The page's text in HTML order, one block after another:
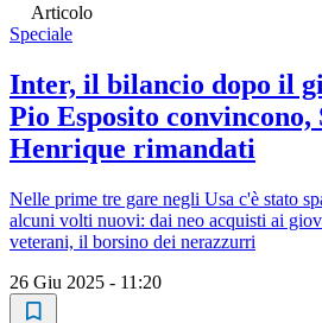
Articolo
Speciale
Inter, il bilancio dopo il
Pio Esposito convincono,
Henrique rimandati
Nelle prime tre gare negli Usa c'è stato
alcuni volti nuovi: dai neo acquisti ai
veterani, il borsino dei nerazzurri
26 Giu 2025 - 11:20